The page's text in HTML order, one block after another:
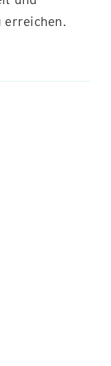
erreichen.